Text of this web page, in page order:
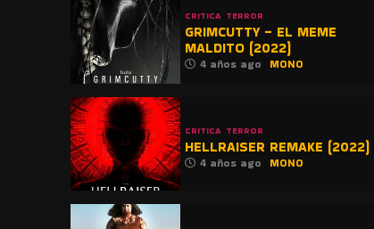
CRITICA TERROR
GRIMCUTTY – EL MEME
MALDITO (2022)
4 años ago MONO
CRITICA TERROR
HELLRAISER REMAKE (2022)
4 años ago MONO